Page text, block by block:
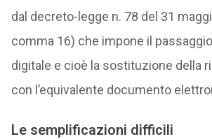
dal decreto-legge n. 78 del 31
comma 16) che impone il
digitale e cioè la sostituzione della
con l’equivalente documento
Le semplificazioni difficili